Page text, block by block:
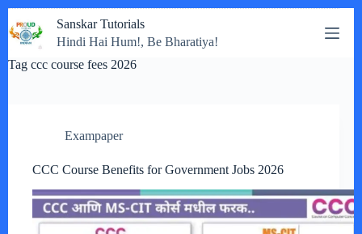
to
content
Sanskar Tutorials
Hindi Hai Hum!, Be Bharatiya!
Tag ccc course fees 2026
Exampaper
CCC Course Benefits for Government Jobs 2026